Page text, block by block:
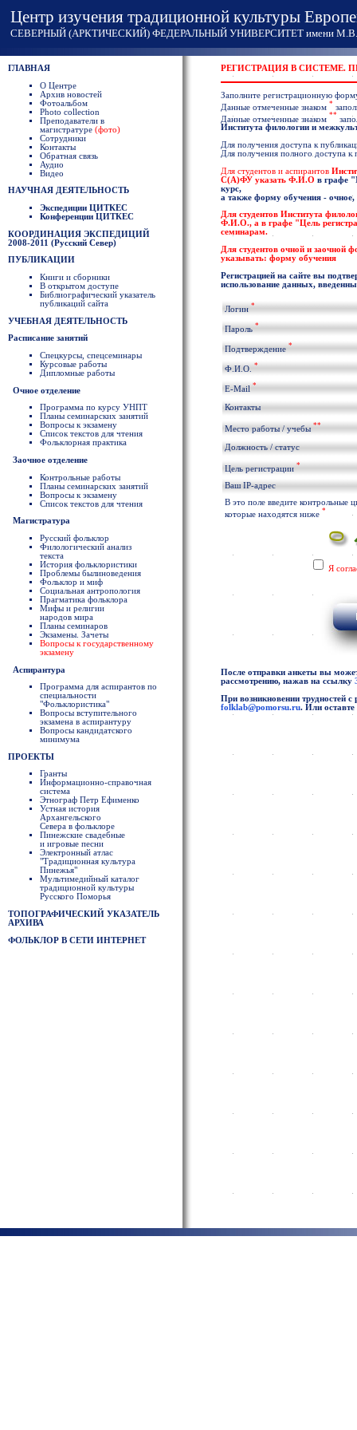
Центр изучения традиционной культуры
СЕВЕРНЫЙ (АРКТИЧЕСКИЙ) ФЕДЕРАЛЬНЫЙ УНИВЕРСИТЕТ имени М.В.
ГЛАВНАЯ
О Центре
Архив новостей
Фотоальбом
Photo collection
Преподаватели в
магистратуре (фото)
Сотрудники
Контакты
Обратная связь
Аудио
Видео
НАУЧНАЯ ДЕЯТЕЛЬНОСТЬ
Экспедиции ЦИТКЕС
Конференции ЦИТКЕС
КООРДИНАЦИЯ ЭКСПЕДИЦИЙ
2008-2011 (Русский Север)
ПУБЛИКАЦИИ
Книги и сборники
В открытом доступе
Библиографический указатель
публикаций сайта
УЧЕБНАЯ ДЕЯТЕЛЬНОСТЬ
Расписание занятий
Спецкурсы, спецсеминары
Курсовые работы
Дипломные работы
Очное отделение
Программа по курсу УНПТ
Планы семинарских занятий
Вопросы к экзамену
Список текстов для чтения
Фольклорная практика
Заочное отделение
Контрольные работы
Планы семинарских занятий
Вопросы к экзамену
Список текстов для чтения
Магистратура
Русский фольклор
Филологический анализ
текста
История фольклористики
Проблемы былиноведения
Фольклор и миф
Социальная антропология
Прагматика фольклора
Мифы и религии
народов мира
Планы семинаров
Экзамены. Зачеты
Вопросы к государственному
экзамену
Аспирантура
Программа для аспирантов по
специальности
"Фольклористика"
Вопросы вступительного
экзамена в аспирантуру
Вопросы кандидатского
минимума
ПРОЕКТЫ
Гранты
Информационно-справочная
система
Этнограф Петр Ефименко
Устная история
Архангельского
Севера в фольклоре
Пинежские свадебные
и игровые песни
Электронный атлас
"Традиционная культура
Пинежья"
Мультимедийный каталог
традиционной культуры
Русского Поморья
ТОПОГРАФИЧЕСКИЙ УКАЗАТЕЛЬ
АРХИВА
ФОЛЬКЛОР В СЕТИ ИНТЕРНЕТ
РЕГИСТРАЦИЯ В СИСТЕМЕ.
Заполните регистрационную
Данные отмеченные знаком *
Данные отмеченные знаком **
Института филологии и
Для получения доступа к
Для получения полного доступа к
Для студентов и аспирантов
С(А)ФУ указать Ф.И.О в графе
курс,
а также форму обучения - очное,
Для студентов Института
Ф.И.О., а в графе "Цель
семинарам.
Для студентов очной и
указывать: форму обучения
Регистрацией на сайте вы
использование данных,
Логин *
Пароль *
Подтверждение *
Ф.И.О. *
E-Mail *
Контакты
Место работы / учебы **
Должность / статус
Цель регистрации *
Ваш IP-адрес
В это поле введите контрольные
которые находятся ниже *
Я
После отправки анкеты вы
рассмотрению, нажав на ссылку
При возникновении трудностей с
folklab@pomorsu.ru. Или